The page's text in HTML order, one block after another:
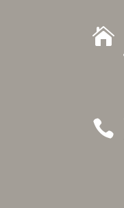

